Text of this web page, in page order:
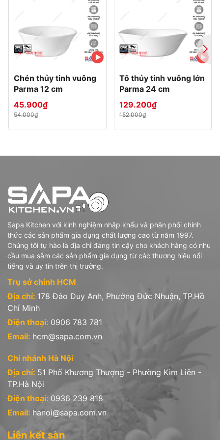
cong mềm mại giúp để thức ăn lỏng không bị tràn ra ngoài
sản phẩm thích hợp đựng các món soup, món kho, món
Đĩa vuông lớn27x27cm dùng để trái cây, các món luộc,
xào hay chia thức ăn tiện ích. Kích thước
đĩa thủy
tinhrộng giúp trang trí thức ăn dễ dàng.
31x31cm dùng để trái cây, các món cần
diện tích trưng bày lớn như: gà luộc, cá chiên xù,... kích
thước rộng giúp trang trí thức ăn dễ dàng.
3. Đĩa chữ nhật
Đĩa chữ nhật nhỏ
16.5 x 21cm thích hợp cho các bữa tiệc
buffet hoặc dùng trang trí món ăn cho nhà hàng, khách
sạn,...
hấp trong lò vi sóng.
Lưu ý:tất cả sản phẩmchén đĩa
xưởng đều được hãng phủ bằng một lớp dầu bảo
quản có tác dụng chống ẩm mốc, giúp sản phẩm
luôn bóng đẹp và tránh được các tác nhân gây ẩm
mốc từ môi trường bên ngoài. Do đó trước khi sử
dụng nên rửa kỹ bằng nước ấm pha nước rửa chén
và chanh.
Chén thủy tinh vuông
Parma 12 cm
45.900₫
54.000₫
Tô thủy tinh vuông lớn
Parma 24 cm
129.200₫
152.000₫
Sapa Kitchen với kinh nghiệm nhập khẩu và phân phối chính
thức các sản phẩm gia dụng chất lượng cao từ năm 1997.
Chúng tôi tự hào là địa chỉ đáng tin cậy cho khách hàng có nhu
cầu mua sắm các sản phẩm gia dụng từ các thương hiệu nổi
tiếng và uy tín trên thị trường.
Trụ sở chính HCM
Địa chỉ: 178 Đào Duy Anh, Phường Đức Nhuận, TP.Hồ
Chí Minh
Điện thoại: 0906 783 781
Email: hcm@sapa.com.vn
Chi nhánh Hà Nội
Địa chỉ: 51 Phố Khương Thượng - Phường Kim Liên -
TP.Hà Nội
Điện thoại: 0936 239 818
Email: hanoi@sapa.com.vn
Liên kết sàn